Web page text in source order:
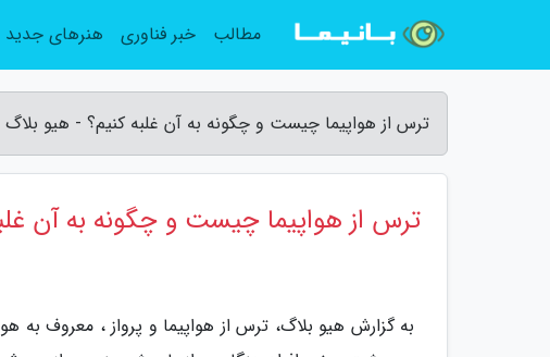
ترس از هواپیما چیست و چگونه به آن غلبه کنیم؟ - هیو بلاگ
ترس از هواپیما چیست و چگونه به آن
به گزارش هیو بلاگ، ترس از هواپیما و پرواز ، معروف
مطالب خبر فناوری هنرهای جدید